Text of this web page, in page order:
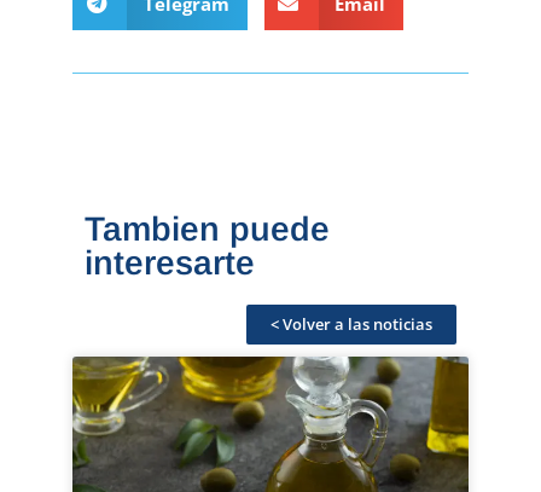
Tambien puede
interesarte
< Volver a las noticias